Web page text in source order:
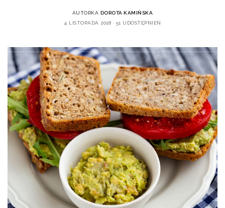
AUTORKA DOROTA KAMIŃSKA
4 LISTOPADA 2018
51 UDOSTĘPNIEŃ